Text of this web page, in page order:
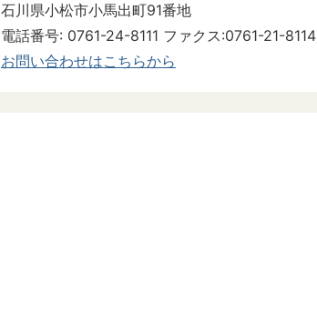
石川県小松市小馬出町91番地
電話番号: 0761-24-8111 ファクス:0761-21-8114
お問い合わせはこちらから